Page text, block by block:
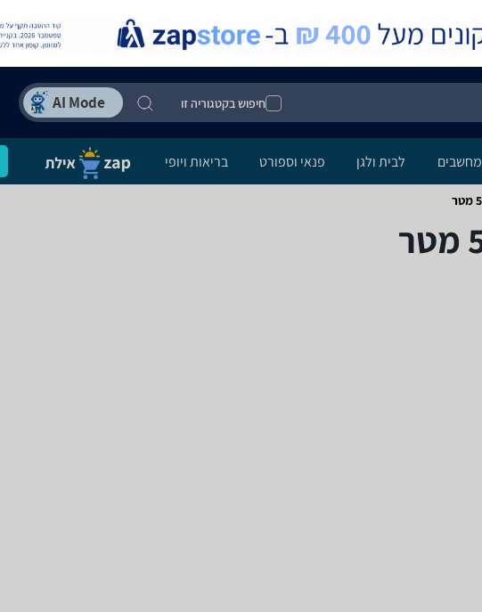
חיפוש בקטגוריה זו
מחשבים לבית ולגן פנאי וספורט בריאות ויופי